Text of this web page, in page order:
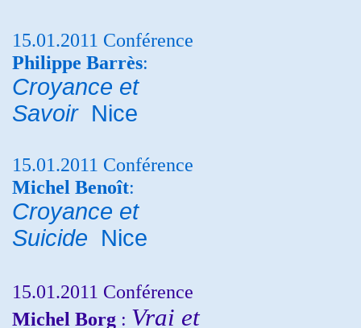
15.01.2011 Conférence
Philippe Barrès:
Croyance et
Savoir Nice
15.01.2011 Conférence
Michel Benoît:
Croyance et
Suicide Nice
15.01.2011 Conférence
Michel Borg : Vrai et